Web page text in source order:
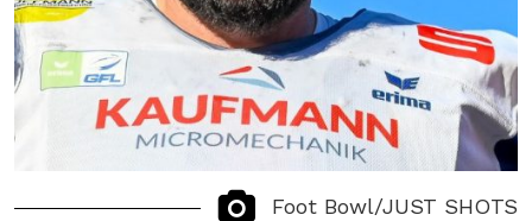
Foot Bowl/JUST SHOTS